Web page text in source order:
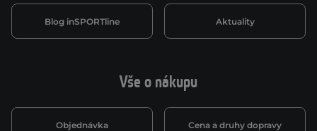
Vše o nákupu
Objednávka Cena a druhy dopravy
Blog inSPORTline Aktuality